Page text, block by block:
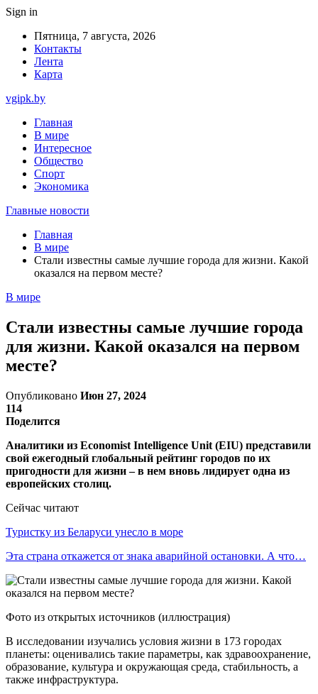
Sign in
Пятница, 7 августа, 2026
Контакты
Лента
Карта
vgipk.by
Главная
В мире
Интересное
Общество
Спорт
Экономика
Главные новости
Главная
В мире
Стали известны самые лучшие города для жизни. Какой
оказался на первом месте?
В мире
Стали известны самые лучшие города
для жизни. Какой оказался на первом
месте?
Опубликовано Июн 27, 2024
114
Поделится
Аналитики из Economist Intelligence Unit (EIU) представили
свой ежегодный глобальный рейтинг городов по их
пригодности для жизни – в нем вновь лидирует одна из
европейских столиц.
Сейчас читают
Туристку из Беларуси унесло в море
Эта страна откажется от знака аварийной остановки. А что…
Фото из открытых источников (иллюстрация)
В исследовании изучались условия жизни в 173 городах
планеты: оценивались такие параметры, как здравоохранение,
образование, культура и окружающая среда, стабильность, а
также инфраструктура.